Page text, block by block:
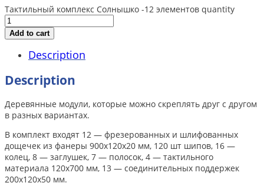
Тактильный комплекс Солнышко -12 элементов quantity
Add to cart
Description
Description
Деревянные модули, которые можно скреплять друг с другом
в разных вариантах.
В комплект входят 12 — фрезерованных и шлифованных
дощечек из фанеры 900х120х20 мм, 120 шт шипов, 16 —
колец, 8 — заглушек, 7 — полосок, 4 — тактильного
материала 120х700 мм, 13 — соединительных поддержек
200х120х50 мм.